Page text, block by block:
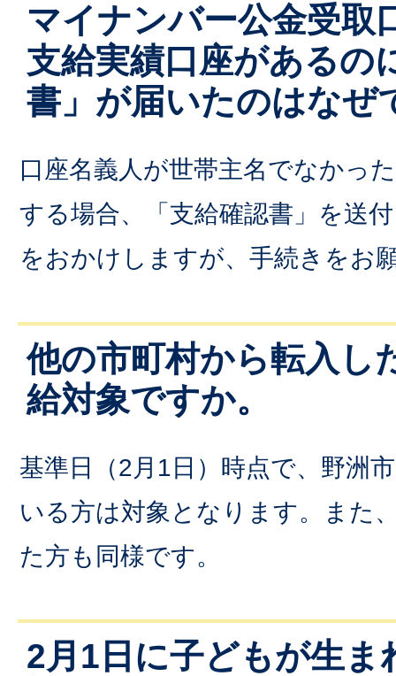
マイナンバー公金受取
支給実績口座があるの
書」が届いたのはなぜ
口座名義人が世帯主名でなかっ
する場合、「支給確認書」を送
をおかけしますが、手続きをお
他の市町村から転入し
給対象ですか。
基準日（2月1日）時点で、野洲
いる方は対象となります。また
た方も同様です。
2月1日に子どもが生ま